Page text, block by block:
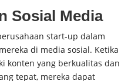
Sosial Media
start-up dalam
di media sosial. Ketika
konten yang berkualitas dan
tepat, mereka dapat